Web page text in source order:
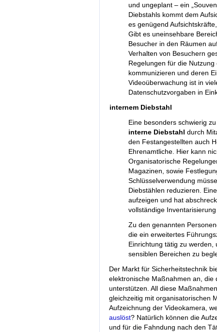
und ungeplant – ein
Diebstahls kommt dem
es genügend
Gibt es uneinsehbare
Besucher in den Räumen
Verhalten von Besuchern
Regelungen für die
kommunizieren und deren
Videoüberwachung ist in
Datenschutzvorgaben in
internem Diebstahl
Eine besonders schwierig
interne Diebstahl durch
den Festangestellten auch
Ehrenamtliche. Hier kann
Organisatorische
Magazinen, sowie
Schlüsselverwendung
Diebstählen reduzieren.
aufzeigen und hat
vollständige
Zu den genannten
die ein erweitertes
Einrichtung tätig zu werden,
sensiblen Bereichen zu
Der Markt für Sicherheitstechnik
elektronische Maßnahmen an, die
unterstützen. All diese
gleichzeitig mit organisatorischen
Aufzeichnung der Videokamera,
auslöst? Natürlich können die
und für die Fahndung nach den